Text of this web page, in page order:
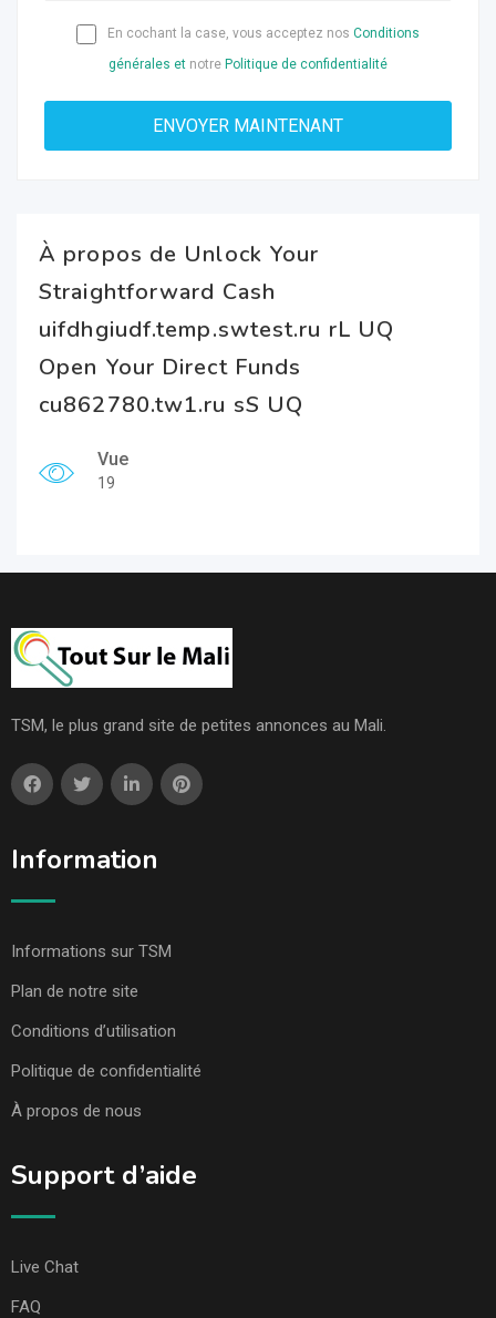
En cochant la case, vous acceptez nos Conditions
générales et notre Politique de confidentialité
À propos de Unlock Your
Straightforward Cash
uifdhgiudf.temp.swtest.ru rL UQ
Open Your Direct Funds
cu862780.tw1.ru sS UQ
Vue
19
TSM, le plus grand site de petites annonces au Mali.
Information
Informations sur TSM
Plan de notre site
Conditions d’utilisation
Politique de confidentialité
À propos de nous
Support d’aide
Live Chat
FAQ